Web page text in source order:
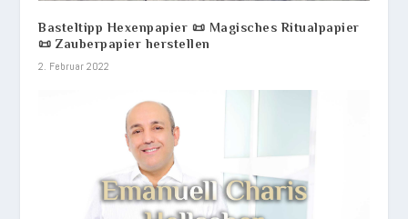
Basteltipp Hexenpapier 📜 Magisches Ritualpapier
📜 Zauberpapier herstellen
2. Februar 2022